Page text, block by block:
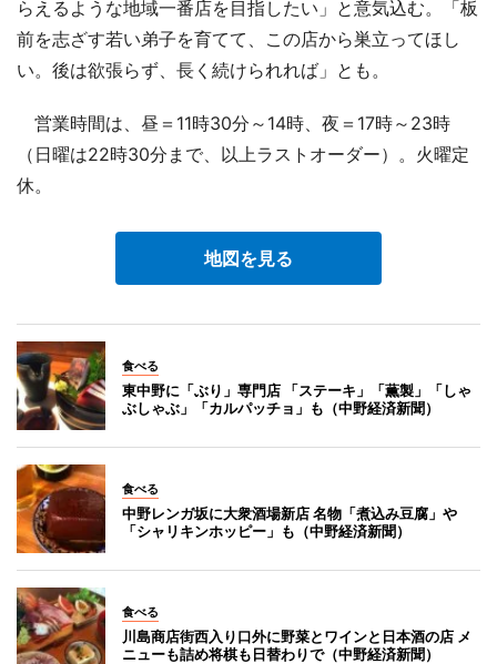
らえるような地域一番店を目指したい」と意気込む。「板
前を志ざす若い弟子を育てて、この店から巣立ってほし
い。後は欲張らず、長く続けられれば」とも。
営業時間は、昼＝11時30分～14時、夜＝17時～23時
（日曜は22時30分まで、以上ラストオーダー）。火曜定
休。
地図を見る
食べる
東中野に「ぶり」専門店 「ステーキ」「薫製」「しゃ
ぶしゃぶ」「カルパッチョ」も（中野経済新聞）
食べる
中野レンガ坂に大衆酒場新店 名物「煮込み豆腐」や
「シャリキンホッピー」も（中野経済新聞）
食べる
川島商店街西入り口外に野菜とワインと日本酒の店 メ
ニューも詰め将棋も日替わりで（中野経済新聞）